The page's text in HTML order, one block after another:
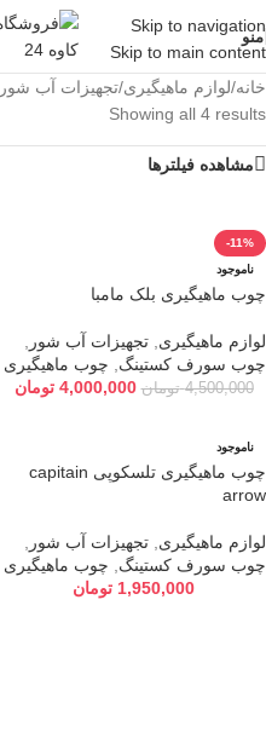
Skip to navigation
Skip to main content
منو
خانه/لوازم ماهیگیری/تجهیزات آب شور
Showing all 4 results
مشاهده فیلترها
-11%
ناموجود
چوب ماهیگیری بلک مامبا
لوازم ماهیگیری تجهیزات آب شور
چوب سورف کستینگ
چوب ماهیگیری
4,500,000 تومان 4,000,000 تومان
ناموجود
چوب ماهیگیری تلسکوپی capitain
arrow
لوازم ماهیگیری تجهیزات آب شور
چوب سورف کستینگ
چوب ماهیگیری
1,950,000 تومان